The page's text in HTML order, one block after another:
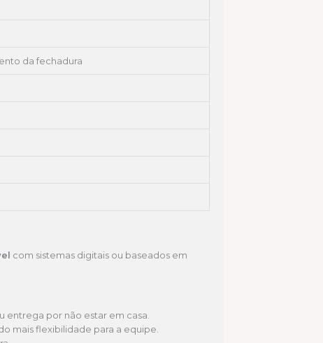
da fechadura
com sistemas digitais ou baseados em
entrega por não estar em casa.
mais flexibilidade para a equipe.